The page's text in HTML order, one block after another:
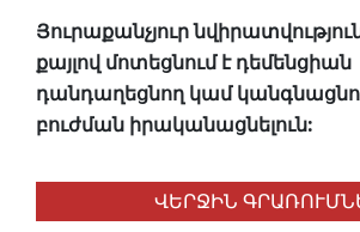
Յուրաքանչյուր
քայլով մոտեցնում է դեմենցիան
դանդաղեցնող կամ
բուժման իրականացնելուն:
ՎԵՐՋԻՆ